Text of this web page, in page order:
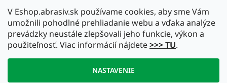
V Eshop.abrasiv.sk používame cookies, aby sme Vám
umožnili pohodlné prehliadanie webu a vďaka analýze
prevádzky neustále zlepšovali jeho funkcie, výkon a
použiteľnosť. Viac informácií nájdete>>> TU.
NASTAVENIE